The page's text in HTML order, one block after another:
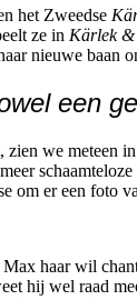
het Zweedse
ze in Kärlek
nieuwe baan
een
zien we meteen
om er een foto
haar wil
hij wel raad